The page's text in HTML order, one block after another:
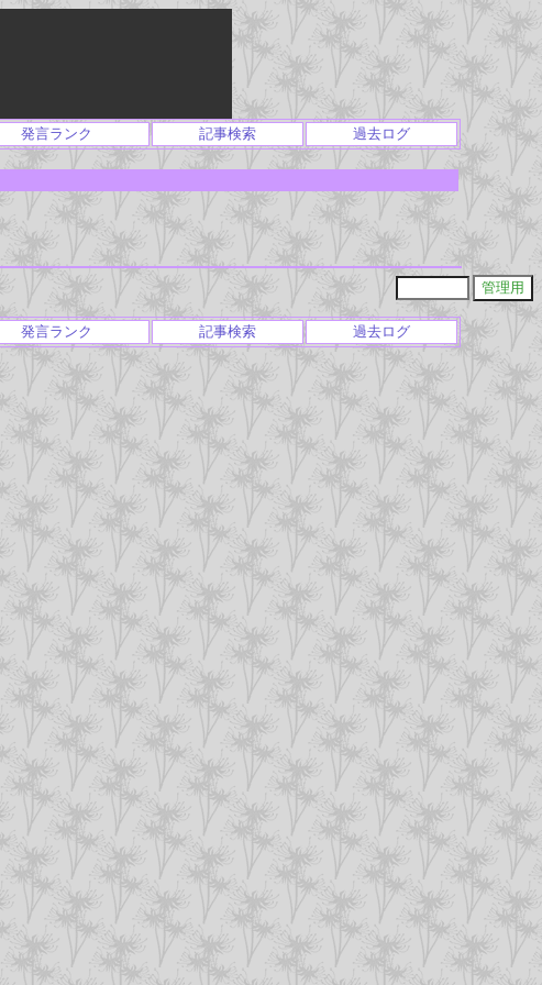
発言ランク 記事検索 過去ログ
発言ランク 記事検索 過去ログ